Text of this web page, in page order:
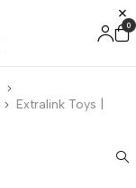
0
Extralink Toys |